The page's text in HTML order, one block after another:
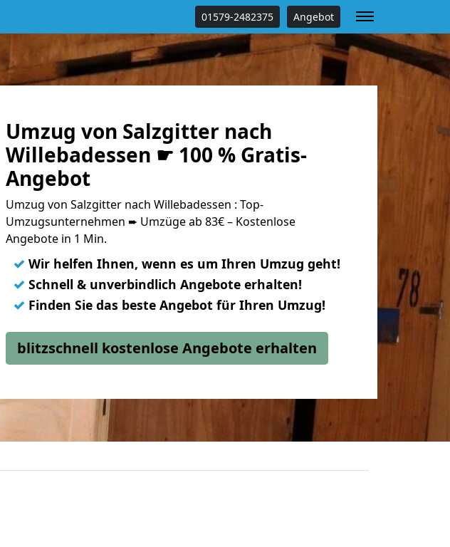
01579-2482375 Angebot
Umzug von Salzgitter nach
Willebadessen ☛ 100 % Gratis-
Angebot
Umzug von Salzgitter nach Willebadessen : Top-
Umzugsunternehmen ➨ Umzüge ab 83€ – Kostenlose
Angebote in 1 Min.
✓ Wir helfen Ihnen, wenn es um Ihren Umzug geht!
✓ Schnell & unverbindlich Angebote erhalten!
✓ Finden Sie das beste Angebot für Ihren Umzug!
blitzschnell kostenlose Angebote erhalten